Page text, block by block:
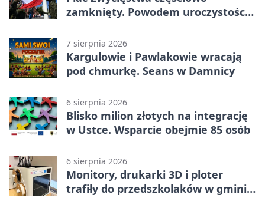
zamknięty. Powodem uroczystości
7 sierpnia 2026
Kargulowie i Pawlakowie wracają
pod chmurkę. Seans w Damnicy
6 sierpnia 2026
Blisko milion złotych na integrację
w Ustce. Wsparcie obejmie 85 osób
6 sierpnia 2026
Monitory, drukarki 3D i ploter
trafiły do przedszkolaków w gminie